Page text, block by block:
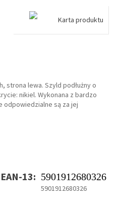
Karta produktu
strona lewa. Szyld podłużny o
nikiel. Wykonana z bardzo
odpowiedzialne są za jej
EAN-13: 5901912680326
5901912680326